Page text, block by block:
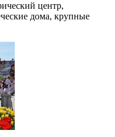
центр,
дома, крупные